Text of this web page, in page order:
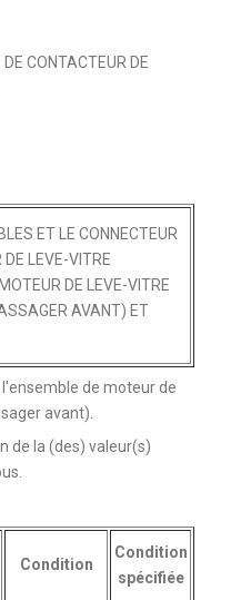
CONTACTEUR DE
ET LE CONNECTEUR
LEVE-VITRE
DE LEVE-VITRE
AVANT) ET
de moteur de
avant).
de la (des) valeur(s)
Condition
Condition
spécifiée